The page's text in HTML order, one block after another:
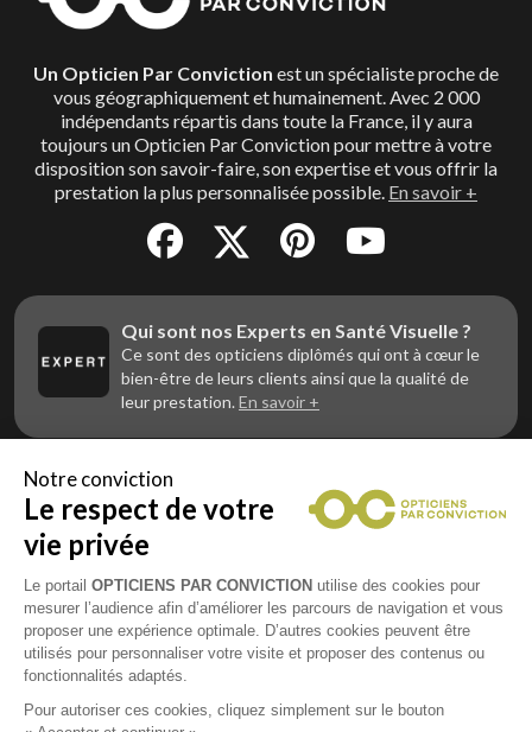
Un Opticien Par Conviction est un spécialiste proche de
vous géographiquement et humainement. Avec 2 000
indépendants répartis dans toute la France, il y aura
toujours un Opticien Par Conviction pour mettre à votre
disposition son savoir-faire, son expertise et vous offrir la
prestation la plus personnalisée possible. En savoir +
Qui sont nos Experts en Santé Visuelle ?
Ce sont des opticiens diplômés qui ont à cœur le
bien-être de leurs clients ainsi que la qualité de
leur prestation. En savoir +
Vous êtes un professionnel de la vue et
vous souhaitez nous rejoindre ?
Contactez Alliance Optic, la centrale d’achats et
d’accompagnement des opticiens indépendants
Notre conviction
Le respect de votre
vie privée
Le portail OPTICIENS PAR CONVICTION utilise des cookies pour
mesurer l’audience afin d’améliorer les parcours de navigation et vous
proposer une expérience optimale. D’autres cookies peuvent être
utilisés pour personnaliser votre visite et proposer des contenus ou
fonctionnalités adaptés.
Pour autoriser ces cookies, cliquez simplement sur le bouton